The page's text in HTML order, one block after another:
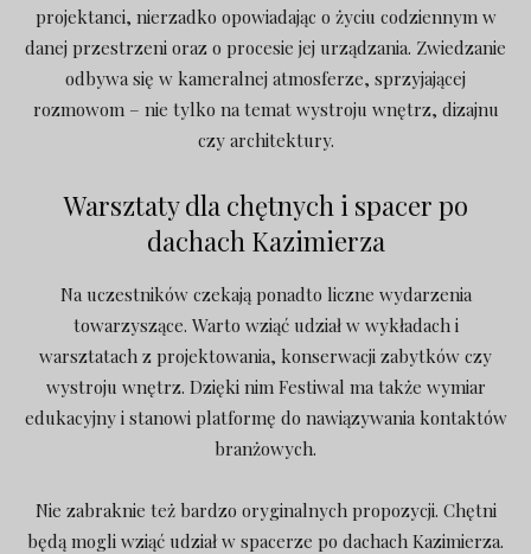
projektanci, nierzadko opowiadając o życiu codziennym w
danej przestrzeni oraz o procesie jej urządzania. Zwiedzanie
odbywa się w kameralnej atmosferze, sprzyjającej
rozmowom – nie tylko na temat wystroju wnętrz, dizajnu
czy architektury.
Warsztaty dla chętnych i spacer po
dachach Kazimierza
Na uczestników czekają ponadto liczne wydarzenia
towarzyszące. Warto wziąć udział w wykładach i
warsztatach z projektowania, konserwacji zabytków czy
wystroju wnętrz. Dzięki nim Festiwal ma także wymiar
edukacyjny i stanowi platformę do nawiązywania kontaktów
branżowych.
Nie zabraknie też bardzo oryginalnych propozycji. Chętni
będą mogli wziąć udział w spacerze po dachach Kazimierza.